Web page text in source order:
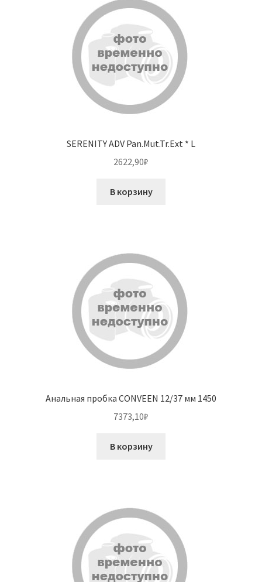
SERENITY ADV Pan.Mut.Tr.Ext * L
2622,90₽
В корзину
Анальная пробка CONVEEN 12/37 мм 1450
7373,10₽
В корзину